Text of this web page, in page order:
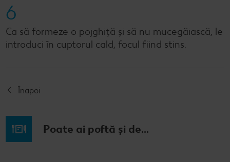
6
Ca să formeze o pojghiță și să nu mucegăiască, le
introduci în cuptorul cald, focul fiind stins.
Înapoi
Poate ai poftă și de...